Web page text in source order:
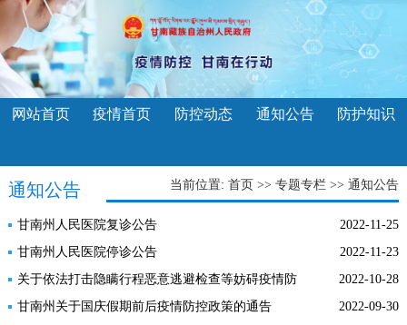
网站首页 疫情首页 防控动态 通知公告 防护知识
通知公告 当前位置:首页 >>专题专栏 >>通知公告
甘南州人民医院复诊公告
2022-11-25
甘南州人民医院停诊公告
2022-11-23
关于依法打击隐瞒行程恶意逃避检查等妨碍疫情防
控违法行为的通告
2022-10-28
甘南州关于国庆假期前后疫情防控政策的通告
2022-09-30